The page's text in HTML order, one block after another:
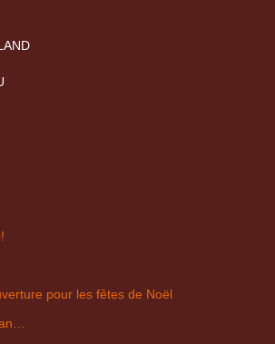
pour les fêtes de Noël